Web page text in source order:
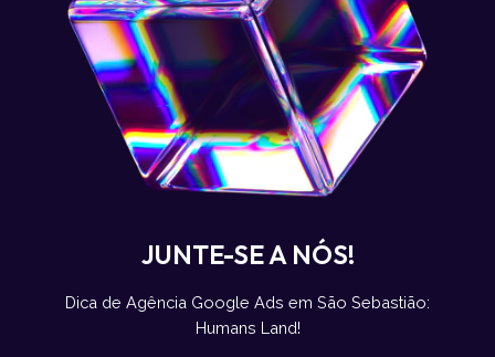
JUNTE-SE A NÓS!
Dica de Agência Google Ads em São Sebastião:
Humans Land!